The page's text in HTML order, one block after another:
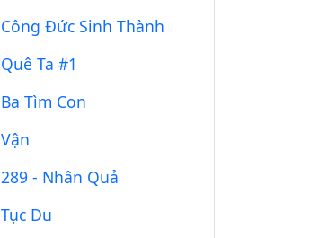
Công Đức Sinh Thành
Quê Ta #1
Ba Tìm Con
Vận
289 - Nhân Quả
Tục Du